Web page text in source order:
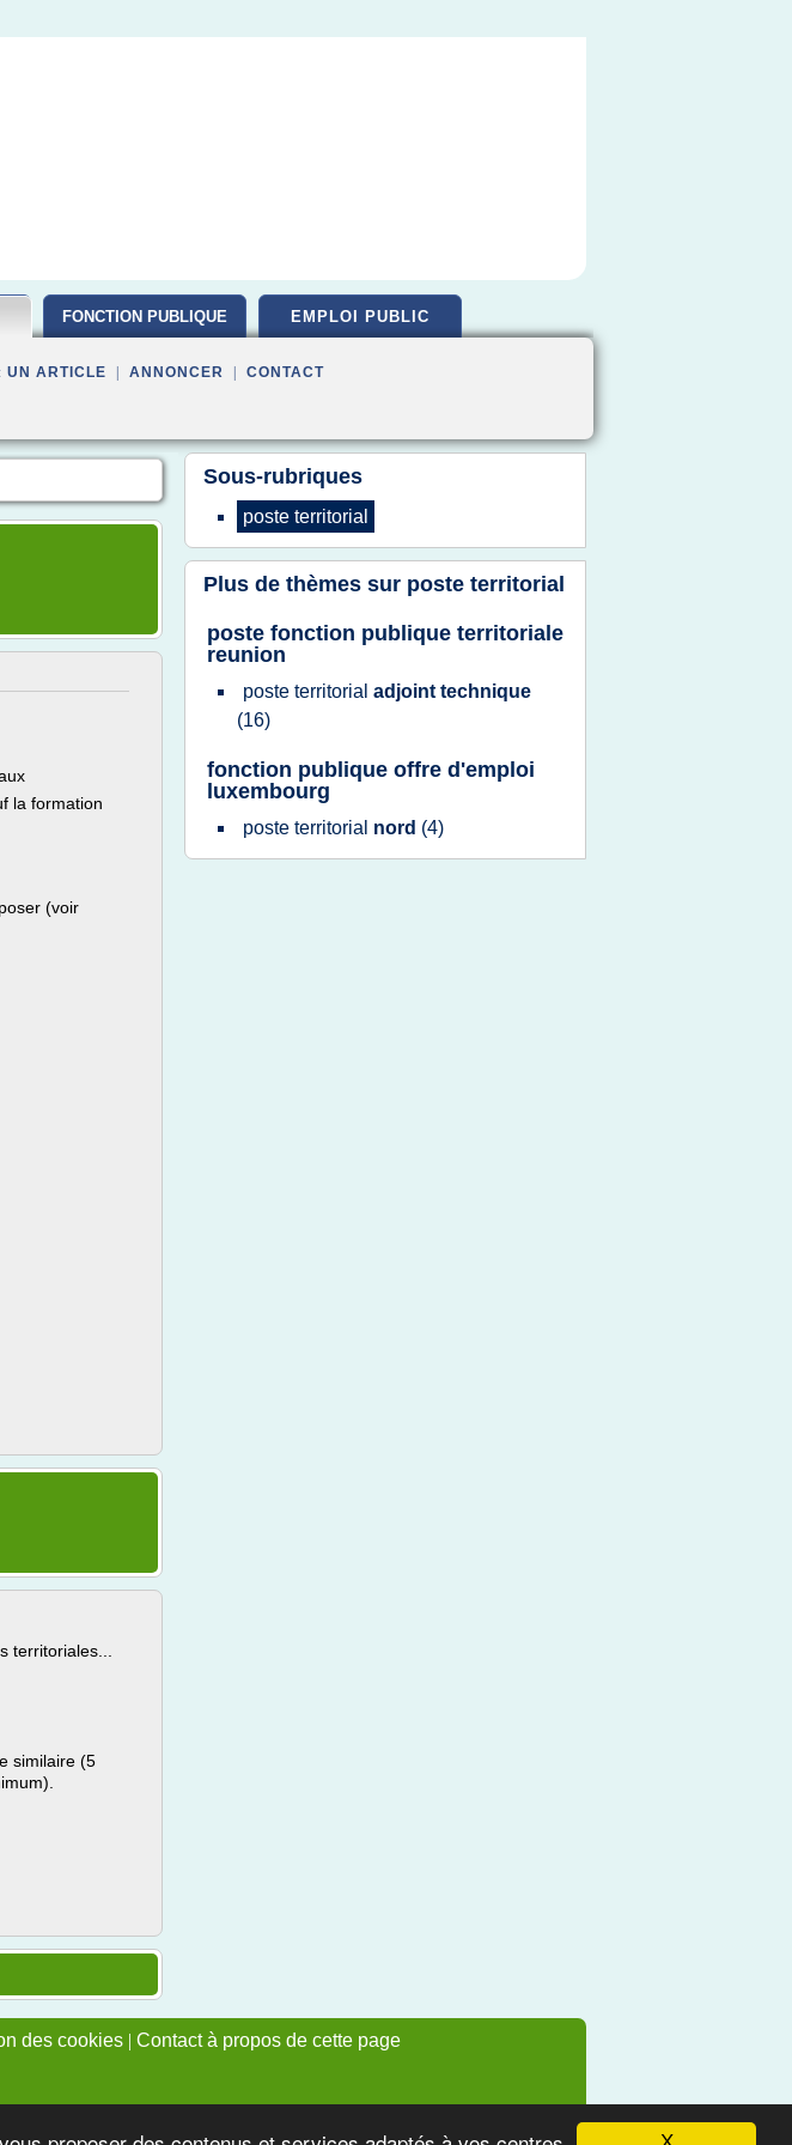
FONCTION PUBLIQUE EMPLOI PUBLIC
UN ARTICLE ANNONCER CONTACT
la formation
(voir
territoriales...
similaire (5
Sous-rubriques
poste territorial
Plus de thèmes sur poste territorial
poste fonction publique territoriale
reunion
poste territorial adjoint technique
(16)
fonction publique offre d'emploi
luxembourg
poste territorial nord (4)
des cookies | Contact à propos de cette page